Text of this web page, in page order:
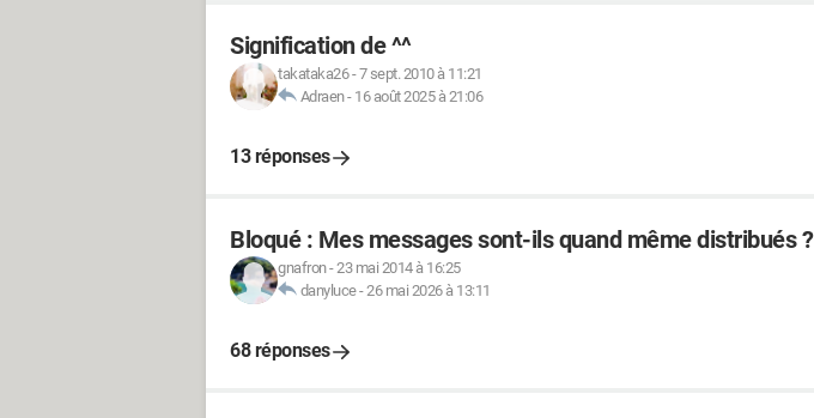
Signification de ^^
takataka26-7 sept. 2010 à 11:21
Adraen- 16 août 2025 à 21:06
13 réponses
Bloqué : Mes messages sont-ils quand même distribués ?
gnafron-23 mai 2014 à 16:25
danyluce-26 mai 2026 à 13:11
68 réponses